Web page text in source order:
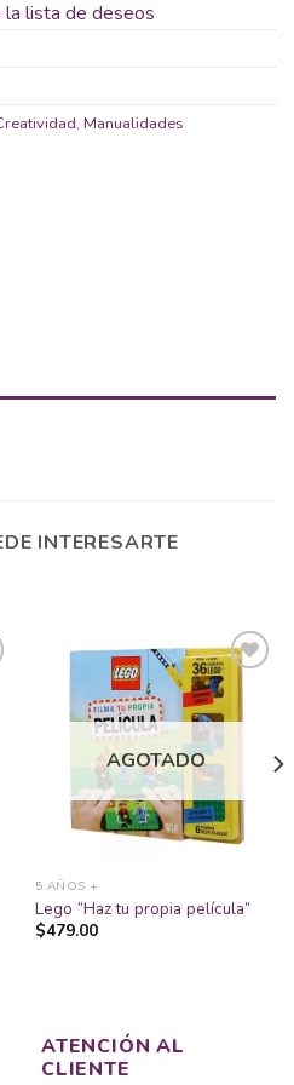
la lista de deseos
, Manualidades
INTERESARTE
deseos
AGOTADO
5 AÑOS +
Lego “Haz tu propia película”
$479.00
ATENCIÓN AL
CLIENTE